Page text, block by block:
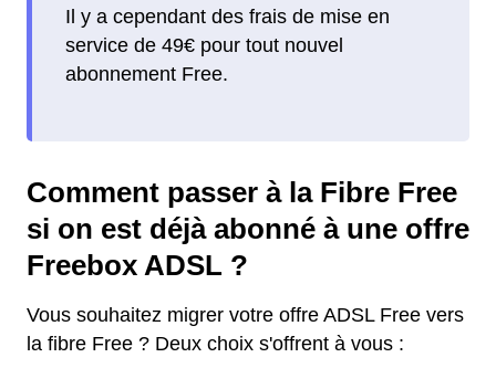
Il y a cependant des frais de mise en
service de 49€ pour tout nouvel
abonnement Free.
Comment passer à la Fibre Free
si on est déjà abonné à une offre
Freebox ADSL ?
Vous souhaitez migrer votre offre ADSL Free vers
la fibre Free ? Deux choix s'offrent à vous :